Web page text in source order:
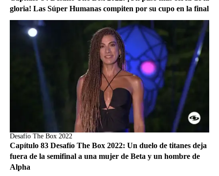
gloria! Las Súper Humanas compiten por su cupo en la final
Desafío The Box 2022
Capítulo 83 Desafío The Box 2022: Un duelo de titanes deja
fuera de la semifinal a una mujer de Beta y un hombre de
Alpha